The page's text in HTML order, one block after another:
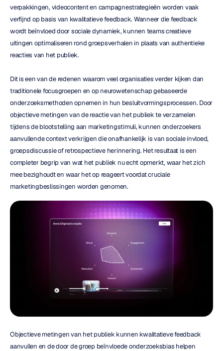
verpakkingen, videocontent en campagnestrategieën worden vaak
verfijnd op basis van kwalitatieve feedback. Wanneer die feedback
wordt beïnvloed door sociale dynamiek, kunnen teams creatieve
uitingen optimaliseren rond groepsverhalen in plaats van authentieke
reacties van het publiek.
Dit is een van de redenen waarom veel organisaties verder kijken dan
traditionele focusgroepen en op neurowetenschap gebaseerde
onderzoeksmethoden opnemen in hun besluitvormingsprocessen. Door
objectieve metingen van de reactie van het publiek te verzamelen
tijdens de blootstelling aan marketingstimuli, kunnen onderzoekers
aanvullende context verkrijgen die onafhankelijk is van sociale invloed,
groepsdiscussie of retrospectieve herinnering. Het resultaat is een
completer begrip van wat het publiek nu echt opmerkt, waar het zich
mee bezighoudt en waar het op reageert voordat cruciale
marketingbeslissingen worden genomen.
Objectieve metingen van het publiek kunnen kwalitatieve feedback
aanvullen en de door de groep beïnvloede onderzoeksbias helpen